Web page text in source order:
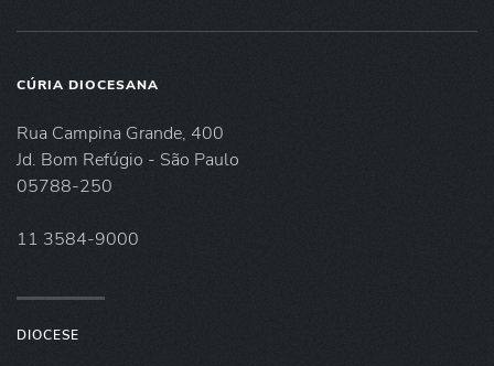
CÚRIA DIOCESANA
Rua Campina Grande, 400
Jd. Bom Refúgio - São Paulo
05788-250
11 3584-9000
DIOCESE